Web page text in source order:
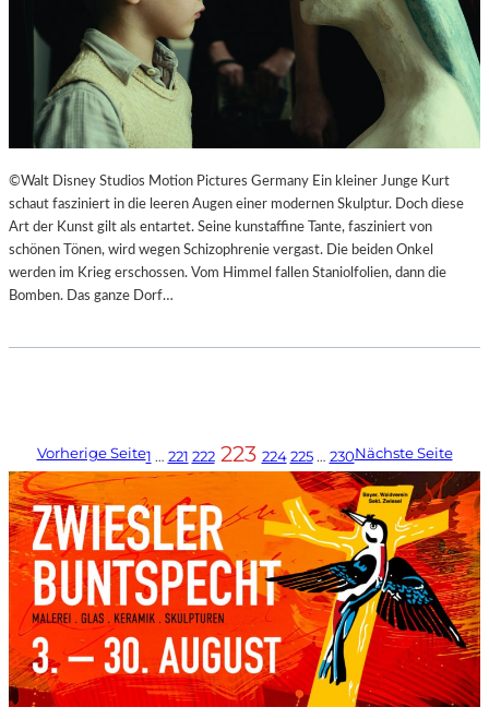
©Walt Disney Studios Motion Pictures Germany Ein kleiner Junge Kurt
schaut fasziniert in die leeren Augen einer modernen Skulptur. Doch diese
Art der Kunst gilt als entartet. Seine kunstaffine Tante, fasziniert von
schönen Tönen, wird wegen Schizophrenie vergast. Die beiden Onkel
werden im Krieg erschossen. Vom Himmel fallen Staniolfolien, dann die
Bomben. Das ganze Dorf…
Vorherige Seite1 … 221 222 223 224 225 … 230Nächste Seite